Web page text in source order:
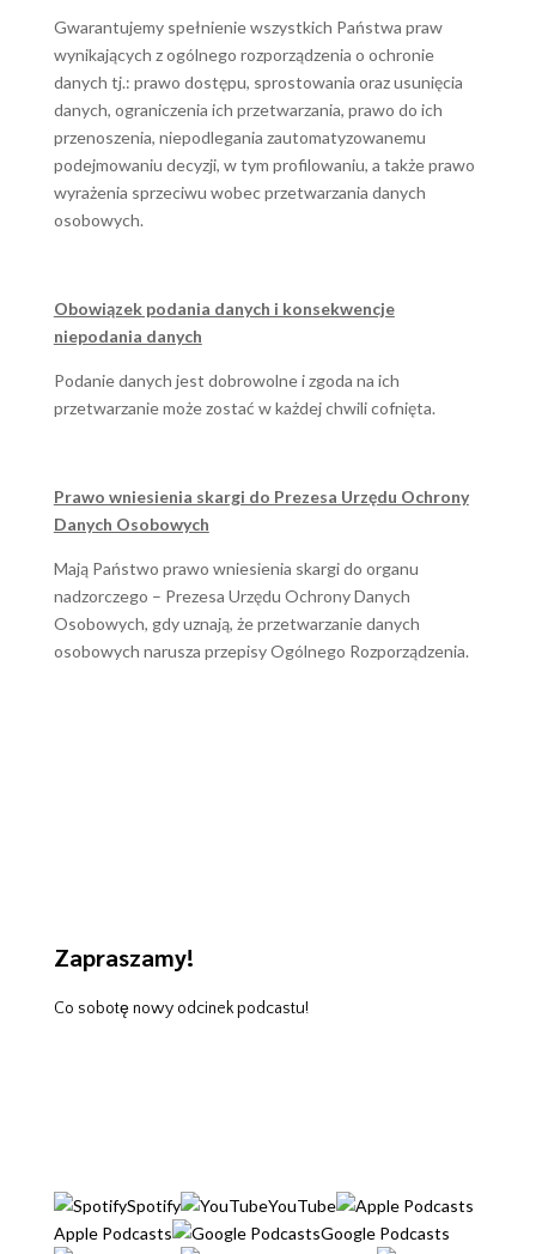
Gwarantujemy spełnienie wszystkich Państwa praw
wynikających z ogólnego rozporządzenia o ochronie
danych tj.: prawo dostępu, sprostowania oraz usunięcia
danych, ograniczenia ich przetwarzania, prawo do ich
przenoszenia, niepodlegania zautomatyzowanemu
podejmowaniu decyzji, w tym profilowaniu, a także prawo
wyrażenia sprzeciwu wobec przetwarzania danych
osobowych.
Obowiązek podania danych i konsekwencje
niepodania danych
Podanie danych jest dobrowolne i zgoda na ich
przetwarzanie może zostać w każdej chwili cofnięta.
Prawo wniesienia skargi do Prezesa Urzędu Ochrony
Danych Osobowych
Mają Państwo prawo wniesienia skargi do organu
nadzorczego – Prezesa Urzędu Ochrony Danych
Osobowych, gdy uznają, że przetwarzanie danych
osobowych narusza przepisy Ogólnego Rozporządzenia.
Zapraszamy!
Co sobotę nowy odcinek podcastu!
Spotify
YouTube
Apple Podcasts
Google Podcasts